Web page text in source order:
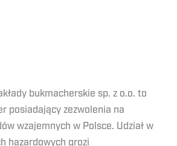
bukmacherskie sp. z o.o. to
posiadający zezwolenia na
wzajemnych w Polsce. Udział w
hazardowych grozi